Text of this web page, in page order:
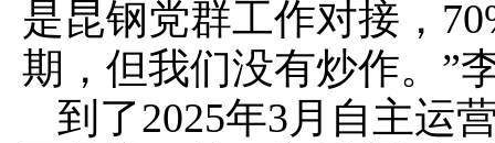
是昆钢党群工作对接，
期，但我们没有炒作。”
到了2025年3月自主运